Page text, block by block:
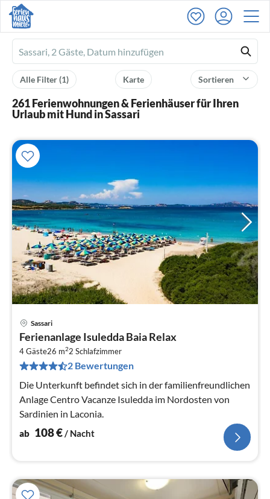
Ferienhausmiete
logo
Sortieren
Karte
Alle Filter(1)
261 Ferienwohnungen & Ferienhäuser für Ihren
Urlaub mit Hund in Sassari
Sassari
Ferienanlage Isuledda Baia Relax
4 Gäste26 m22 Schlafzimmer
2 Bewertungen
Die Unterkunft befindet sich in der familienfreundlichen
Anlage Centro Vacanze Isuledda im Nordosten von
Sardinien in Laconia.
ab 108€/ Nacht